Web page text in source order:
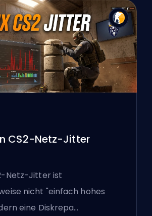
CS2-Netz-Jitter
Netz-Jitter ist
nicht "einfach hohes
eine Diskrepa…